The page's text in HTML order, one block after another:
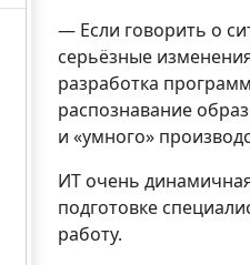
— Если говорить о
серьёзные
разработка
распознавание
и «умного»
ИТ очень
подготовке
работу.